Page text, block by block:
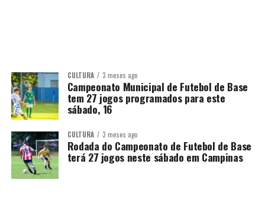
CULTURA 3 meses ago
Campeonato Municipal de Futebol de Base
tem 27 jogos programados para este
sábado, 16
CULTURA 3 meses ago
Rodada do Campeonato de Futebol de Base
terá 27 jogos neste sábado em Campinas